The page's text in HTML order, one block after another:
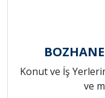
Konut ve İş
ve